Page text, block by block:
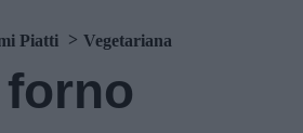
Piatti Vegetariana